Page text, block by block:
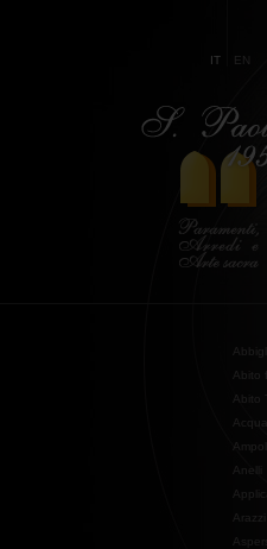
IT EN
Abito
Abito
Anelli
Arazzi